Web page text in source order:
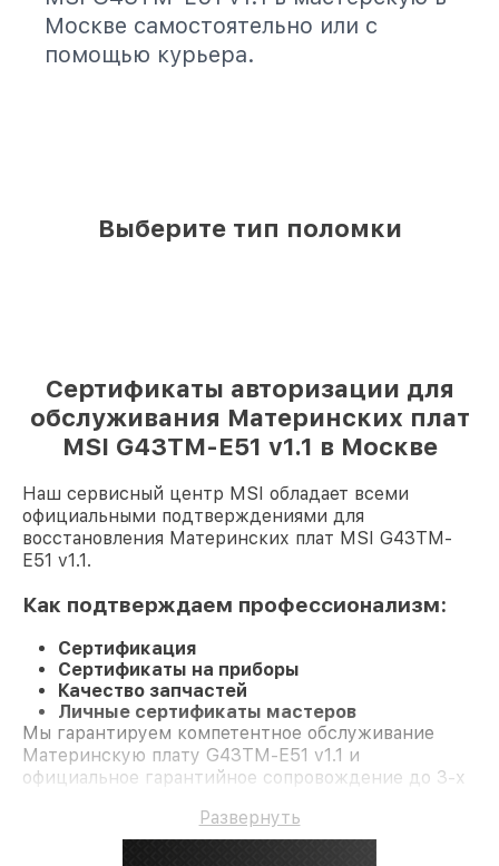
Москве самостоятельно или с
помощью курьера.
Выберите тип поломки
Сертификаты авторизации для
обслуживания Материнских плат
MSI G43TM-E51 v1.1 в Москве
Наш сервисный центр MSI обладает всеми
официальными подтверждениями для
восстановления Материнских плат MSI G43TM-
E51 v1.1.
Как подтверждаем профессионализм:
Сертификация
Сертификаты на приборы
Качество запчастей
Личные сертификаты мастеров
Мы гарантируем компетентное обслуживание
Материнскую плату G43TM-E51 v1.1 и
официальное гарантийное сопровождение до 3-х
Развернуть